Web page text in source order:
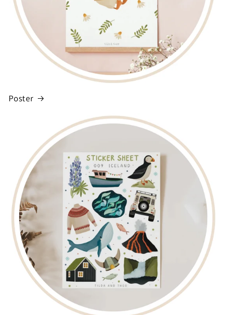
Poster